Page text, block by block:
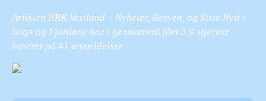
Artiklen NRK Vestland – Nyheter, Revyen, og Siste Nytt i
Sogn og Fjordane har i gennemsnit fået 3.9 stjerner
baseret på 41 anmeldelser